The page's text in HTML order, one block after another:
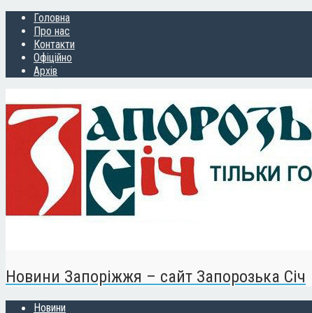
Головна
Про нас
Контакти
Офіційно
Архів
Новини Запоріжжя – сайт Запорозька Січ
Новини